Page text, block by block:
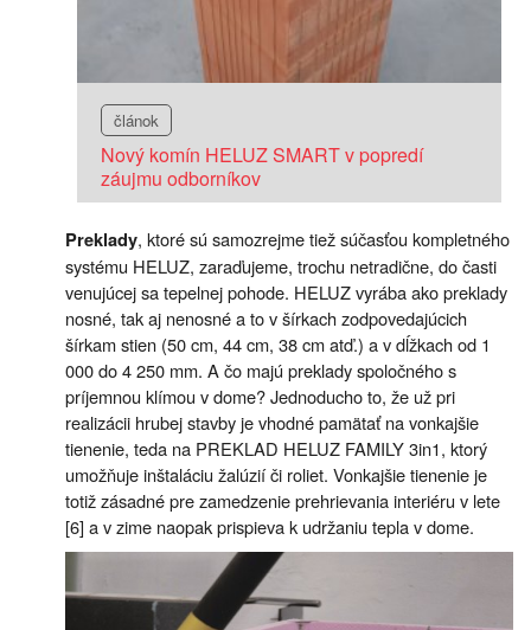
článok
Nový komín HELUZ SMART v popredí
záujmu odborníkov
Preklady, ktoré sú samozrejme tiež súčasťou kompletného
systému HELUZ, zaraďujeme, trochu netradične, do časti
venujúcej sa tepelnej pohode. HELUZ vyrába ako preklady
nosné, tak aj nenosné a to v šírkach zodpovedajúcich
šírkam stien (50 cm, 44 cm, 38 cm atď.) a v dĺžkach od 1
000 do 4 250 mm. A čo majú preklady spoločného s
príjemnou klímou v dome? Jednoducho to, že už pri
realizácii hrubej stavby je vhodné pamätať na vonkajšie
tienenie, teda na PREKLAD HELUZ FAMILY 3in1, ktorý
umožňuje inštaláciu žalúzií či roliet. Vonkajšie tienenie je
totiž zásadné pre zamedzenie prehrievania interiéru v lete
[6] a v zime naopak prispieva k udržaniu tepla v dome.